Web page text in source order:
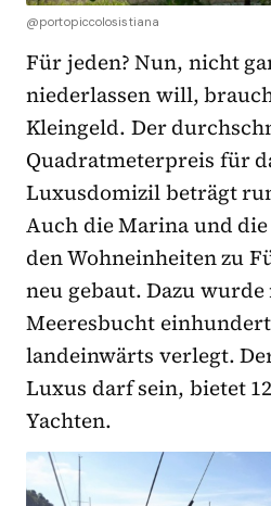
@portopiccolosistiana
Für jeden? Nun, nicht
niederlassen will,
Kleingeld. Der
Quadratmeterpreis für
Luxusdomizil beträgt
Auch die Marina und
den Wohneinheiten zu
neu gebaut. Dazu
Meeresbucht
landeinwärts verlegt.
Luxus darf sein, bietet
Yachten.